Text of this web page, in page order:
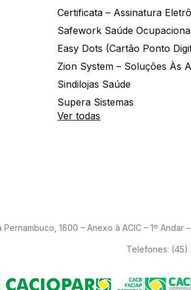
Safework Saúde
Easy Dots (Cartão Ponto
Sindilojas Saúde
Supera Sistemas
Ver todas
1800 – Anexo à ACIC – 1º Andar
Telefones: (45)